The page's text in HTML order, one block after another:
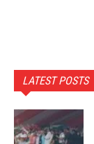
LATEST POSTS